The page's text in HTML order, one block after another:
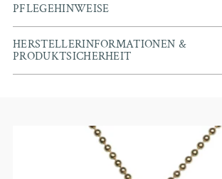
PFLEGEHINWEISE
HERSTELLERINFORMATIONEN &
PRODUKTSICHERHEIT